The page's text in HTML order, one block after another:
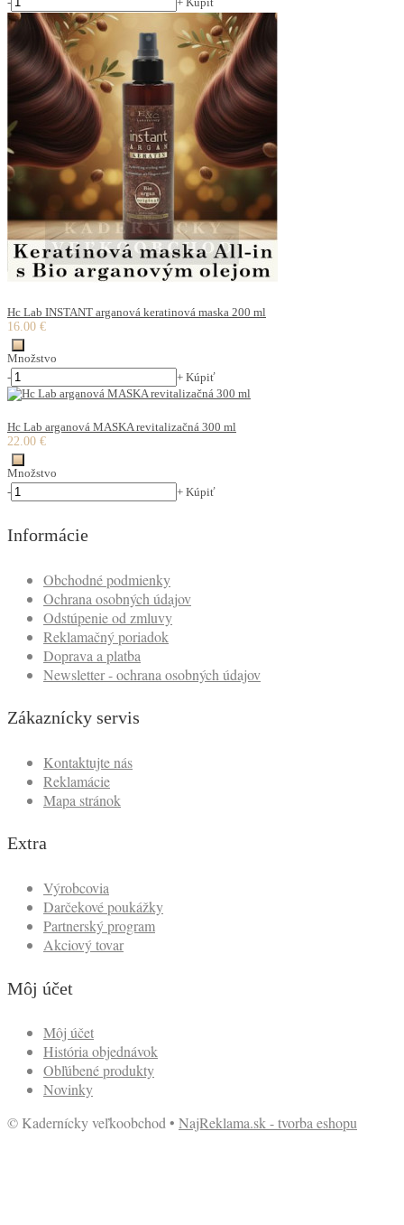
Hc Lab INSTANT arganová keratinová maska 200 ml
16.00 €
Množstvo
-
+ Kúpiť
Hc Lab arganová MASKA revitalizačná 300 ml
22.00 €
Množstvo
-
+ Kúpiť
Informácie
Obchodné podmienky
Ochrana osobných údajov
Odstúpenie od zmluvy
Reklamačný poriadok
Doprava a platba
Newsletter - ochrana osobných údajov
Zákaznícky servis
Kontaktujte nás
Reklamácie
Mapa stránok
Extra
Výrobcovia
Darčekové poukážky
Partnerský program
Akciový tovar
Môj účet
Môj účet
História objednávok
Obľúbené produkty
Novinky
© Kadernícky veľkoobchod • NajReklama.sk - tvorba eshopu